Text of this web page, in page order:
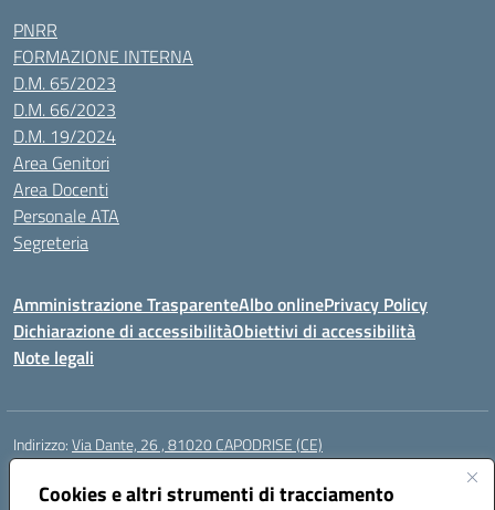
Cookies e altri strumenti di tracciamento
PNRR
FORMAZIONE INTERNA
D.M. 65/2023
D.M. 66/2023
D.M. 19/2024
Area Genitori
Area Docenti
Personale ATA
Segreteria
Amministrazione TrasparenteAlbo onlinePrivacy Policy
Dichiarazione di accessibilitàObiettivi di accessibilità
Note legali
Indirizzo:Via Dante, 26 , 81020 CAPODRISE (CE)
Centralino:
Posta elettronica certificata (PEC):CEIC83000V@pec.istruzione.it